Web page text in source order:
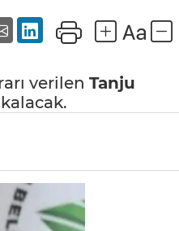
verilen Tanju